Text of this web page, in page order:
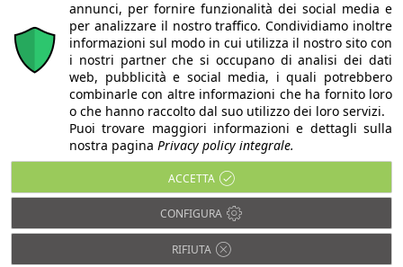
CONDIVIDI
Copyright ©2024 all rights reserved |
legale in via Ponchielli, 2 24125 Bergamo (BG) | Numero registro
imprese/P.Iva/CF: 01972910168 REA BG-251817 Capitale
sociale I.V. € 10.400,00 | PEC:medicalfarma@pcert.it| Le
immagini del sito sono utilizzate su licenza di
annunci, per fornire funzionalità dei social media e
per analizzare il nostro traffico. Condividiamo inoltre
informazioni sul modo in cui utilizza il nostro sito con
i nostri partner che si occupano di analisi dei dati
web, pubblicità e social media, i quali potrebbero
combinarle con altre informazioni che ha fornito loro
o che hanno raccolto dal suo utilizzo dei loro servizi.
Puoi trovare maggiori informazioni e dettagli sulla
nostra pagina Privacy policy integrale.
ACCETTA
CONFIGURA
RIFIUTA